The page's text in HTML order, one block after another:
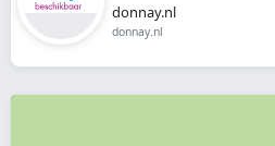
donnay.nl
donnay.nl